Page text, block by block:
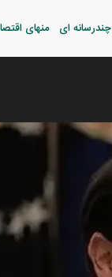
چندرسانه ای منهای